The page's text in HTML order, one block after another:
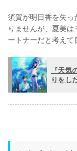
須賀が明日香を失
りませんが、夏美
ートナーだと考えて
『天
りをし